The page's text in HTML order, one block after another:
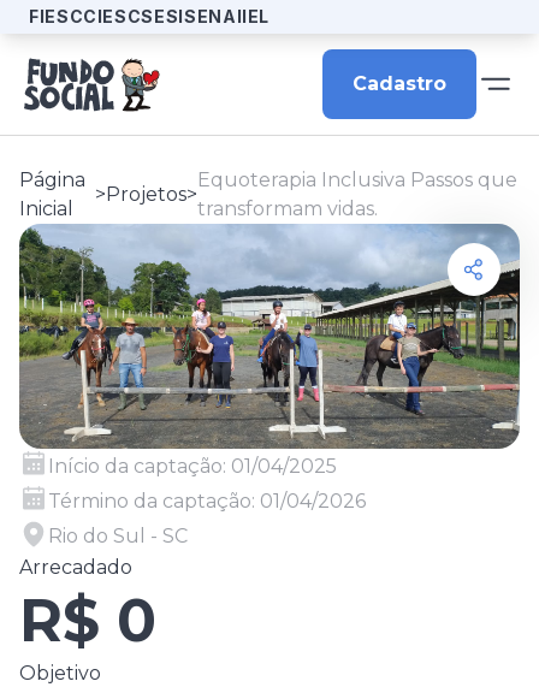
FIESCCIESCSESISENAIIEL
Cadastro
Página
Inicial
>Projetos>
Equoterapia Inclusiva Passos que
transformam vidas.
Início da captação: 01/04/2025
Término da captação: 01/04/2026
Rio do Sul - SC
Arrecadado
R$ 0
Objetivo